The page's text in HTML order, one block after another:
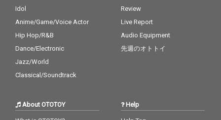
Idol
Anime/Game/Voice Actor
Hip Hop/R&B
Dance/Electronic
Jazz/World
Classical/Soundtrack
Review
Live Report
Audio Equipment
先週のオトトイ
About OTOTOY Help